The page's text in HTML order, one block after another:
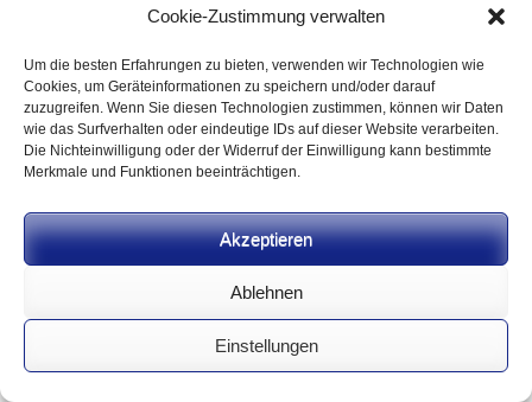
Cookie-Zustimmung verwalten
Um die besten Erfahrungen zu bieten, verwenden wir Technologien wie
Cookies, um Geräteinformationen zu speichern und/oder darauf
zuzugreifen. Wenn Sie diesen Technologien zustimmen, können wir Daten
wie das Surfverhalten oder eindeutige IDs auf dieser Website verarbeiten.
Die Nichteinwilligung oder der Widerruf der Einwilligung kann bestimmte
Merkmale und Funktionen beeinträchtigen.
Akzeptieren
Ablehnen
Einstellungen
Unterhebelrepetierer mindestens genau so
gibt es dann überhaupt eine 2-Schuss limitierung
bei HA? Die Limitierung ist doch an sich
schwachsinnig. Wichtig ist immer der
waidgerechte Abschuss und das das Stück im
Knall liegt. Und dabei ist völlig egal, ob das
Repetierer stammte.
doch einfach mal bis zum Ende und nicht nur von